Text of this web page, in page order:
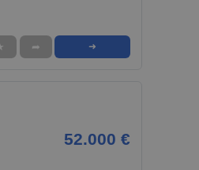
➦ ➜
52.000 €